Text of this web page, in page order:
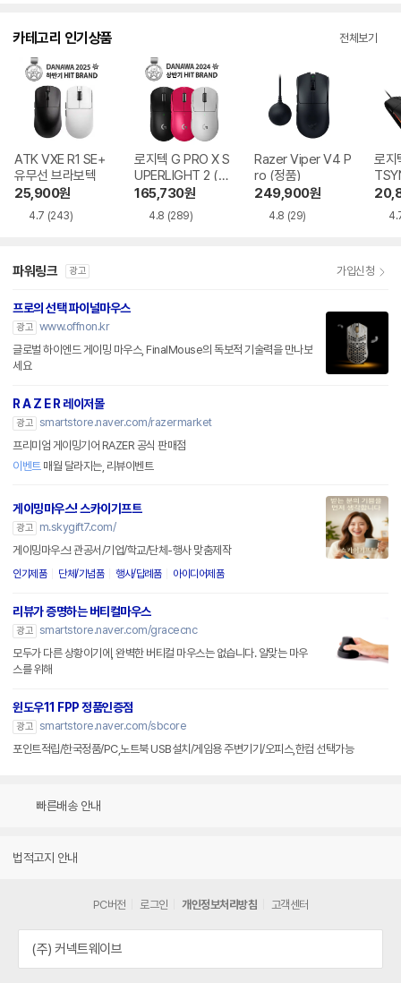
카테고리 인기상품 전체보기
ATK VXE R1 SE+
유무선 브라보텍
25,900원
4.7 (243)
로지텍 G PRO X S
UPERLIGHT 2 (정
품)
165,730원
4.8 (289)
Razer Viper V4 P
ro (정품)
249,900원
4.8 (29)
로지
파워링크 광고 가입신청
프로의 선택 파이널마우스
광고 www.offnon.kr
글로벌 하이엔드 게이밍 마우스, FinalMouse의 독보적 기술력을 만나보
세요
R A Z E R 레이저몰
광고 smartstore.naver.com/razermarket
프리미엄 게이밍기어 RAZER 공식 판매점
이벤트매월 달라지는, 리뷰이벤트
게이밍마우스! 스카이기프트
광고
m.skygift7.com/
게이밍마우스! 관공서/기업/학교/단체-행사 맞춤제작
인기제품 단체/기념품 행사/답례품 아이디어제품
리뷰가 증명하는 버티컬마우스
광고 smartstore.naver.com/gracecnc
모두가 다른 상황이기에, 완벽한 버티컬 마우스는 없습니다. 알맞는 마우
스를 위해
윈도우11 FPP 정품인증점
광고 smartstore.naver.com/sbcore
포인트적립/한국정품/PC,노트북 USB설치/게임용 주변기기/오피스,한컴 선택가능
빠른배송 안내
법적고지 안내
PC버전 로그인 개인정보처리방침 고객센터
(주) 커넥트웨이브